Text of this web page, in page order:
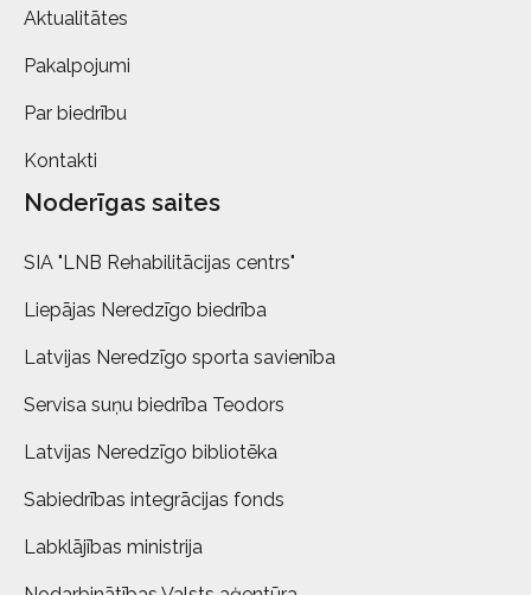
Aktualitātes
Pakalpojumi
Par biedrību
Kontakti
Noderīgas saites
SIA "LNB Rehabilitācijas centrs"
Liepājas Neredzīgo biedrība
Latvijas Neredzīgo sporta savienība
Servisa suņu biedrība Teodors
Latvijas Neredzīgo bibliotēka
Sabiedrības integrācijas fonds
Labklājības ministrija